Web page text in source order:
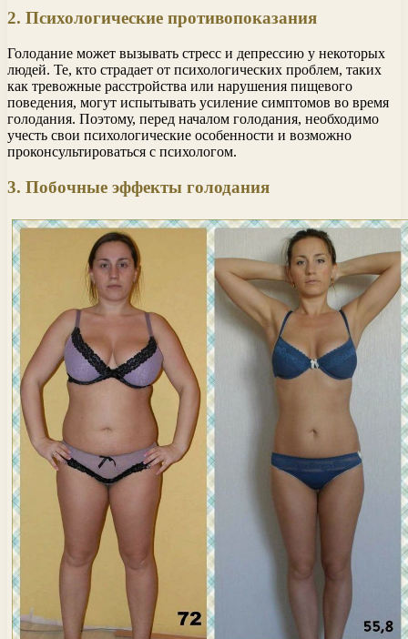
2. Психологические противопоказания
Голодание может вызывать стресс и депрессию у некоторых
людей. Те, кто страдает от психологических проблем, таких
как тревожные расстройства или нарушения пищевого
поведения, могут испытывать усиление симптомов во время
голодания. Поэтому, перед началом голодания, необходимо
учесть свои психологические особенности и возможно
проконсультироваться с психологом.
3. Побочные эффекты голодания